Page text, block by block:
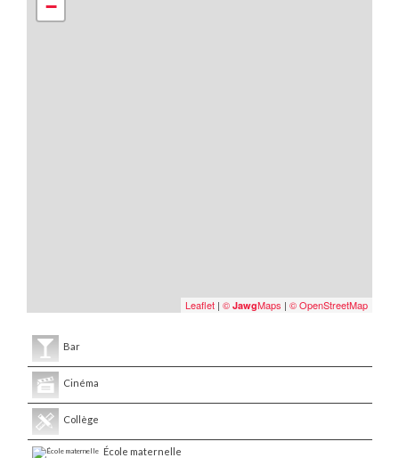
−
Leaflet | © JawgMaps | © OpenStreetMap
Bar
Cinéma
Collège
École maternelle